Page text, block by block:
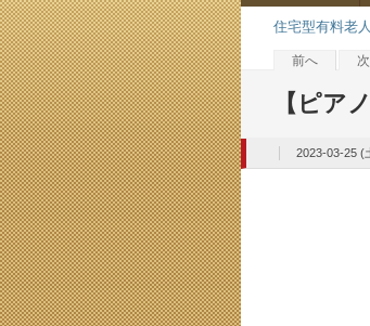
住宅型有料老
前へ
【ピア
2023-03-25 (